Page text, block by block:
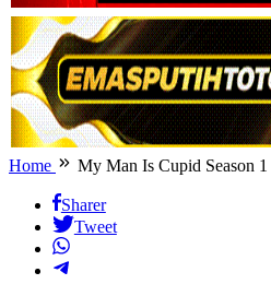
Home My Man Is Cupid Season
Sharer
Tweet